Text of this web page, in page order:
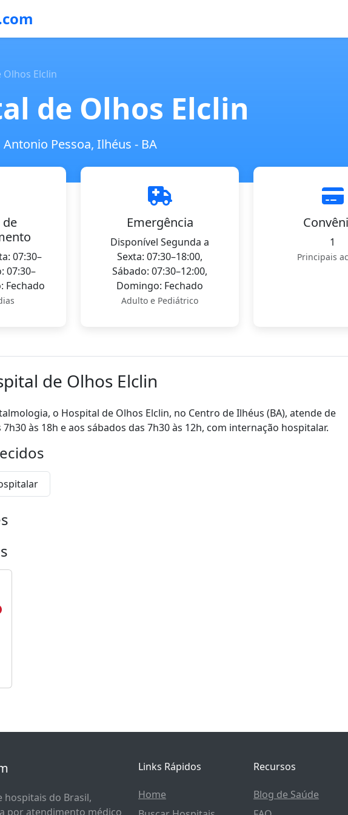
Elclin
de Olhos Elclin
Pessoa, Ilhéus - BA
07:30–
07:30–
Fechado
Emergência
Disponível Segunda a
Sexta: 07:30–18:00,
Sábado: 07:30–12:00,
Domingo: Fechado
Adulto e Pediátrico
1
Principais
de Olhos Elclin
o Hospital de Olhos Elclin, no Centro de Ilhéus (BA), atende de
às 18h e aos sábados das 7h30 às 12h, com internação hospitalar.
do Brasil,
por atendimento médico
Links Rápidos
Home
Recursos
Blog de Saúde